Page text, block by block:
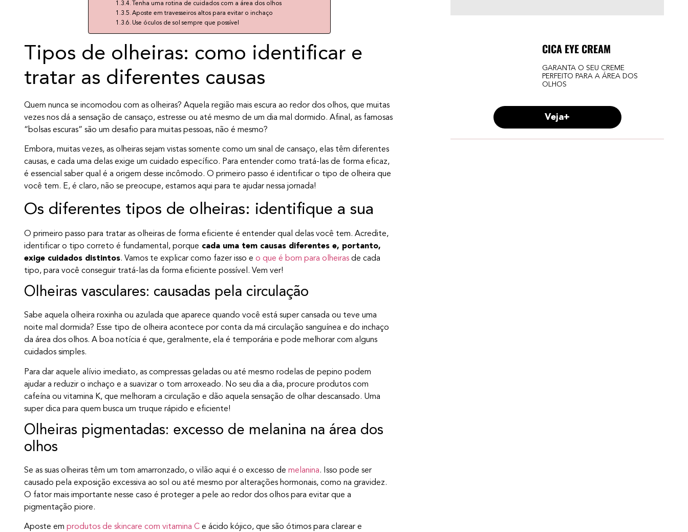
Tenha uma rotina de cuidados com a área dos olhos
Aposte em travesseiros altos para evitar o inchaço
Use óculos de sol sempre que possível
Tipos de olheiras: como identificar e
tratar as diferentes causas
Quem nunca se incomodou com as olheiras? Aquela região mais escura ao redor dos olhos, que muitas
vezes nos dá a sensação de cansaço, estresse ou até mesmo de um dia mal dormido. Afinal, as famosas
“bolsas escuras” são um desafio para muitas pessoas, não é mesmo?
Embora, muitas vezes, as olheiras sejam vistas somente como um sinal de cansaço, elas têm diferentes
causas, e cada uma delas exige um cuidado específico. Para entender como tratá-las de forma eficaz,
é essencial saber qual é a origem desse incômodo. O primeiro passo é identificar o tipo de olheira que
você tem. E, é claro, não se preocupe, estamos aqui para te ajudar nessa jornada!
Os diferentes tipos de olheiras: identifique a sua
O primeiro passo para tratar as olheiras de forma eficiente é entender qual delas você tem. Acredite,
identificar o tipo correto é fundamental, porque cada uma tem causas diferentes e, portanto,
exige cuidados distintos. Vamos te explicar como fazer isso e o que é bom para olheiras de cada
tipo, para você conseguir tratá-las da forma eficiente possível. Vem ver!
Olheiras vasculares: causadas pela circulação
Sabe aquela olheira roxinha ou azulada que aparece quando você está super cansada ou teve uma
noite mal dormida? Esse tipo de olheira acontece por conta da má circulação sanguínea e do inchaço
da área dos olhos. A boa notícia é que, geralmente, ela é temporária e pode melhorar com alguns
cuidados simples.
Para dar aquele alívio imediato, as compressas geladas ou até mesmo rodelas de pepino podem
ajudar a reduzir o inchaço e a suavizar o tom arroxeado. No seu dia a dia, procure produtos com
cafeína ou vitamina K, que melhoram a circulação e dão aquela sensação de olhar descansado. Uma
super dica para quem busca um truque rápido e eficiente!
Olheiras pigmentadas: excesso de melanina na área dos
olhos
Se as suas olheiras têm um tom amarronzado, o vilão aqui é o excesso de melanina. Isso pode ser
causado pela exposição excessiva ao sol ou até mesmo por alterações hormonais, como na gravidez.
O fator mais importante nesse caso é proteger a pele ao redor dos olhos para evitar que a
pigmentação piore.
Aposte em produtos de skincare com vitamina C e ácido kójico, que são ótimos para clarear e
CICA EYE CREAM
GARANTA O SEU CREME
PERFEITO PARA A ÁREA DOS
OLHOS
Veja+